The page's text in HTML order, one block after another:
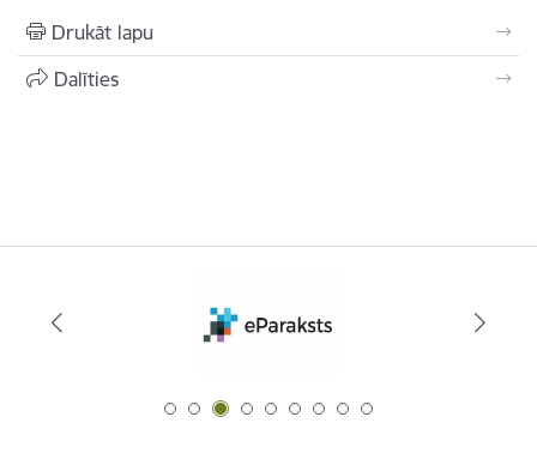
Drukāt lapu
Dalīties